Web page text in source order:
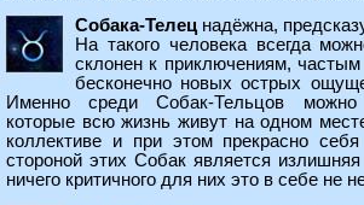
Собака-Телец надёжна,
На такого человека всегда
склонен к приключениям,
бесконечно новых острых
Именно среди Собак-Тельцов можно
которые всю жизнь живут на одном
коллективе и при этом прекрасно
стороной этих Собак является
ничего критичного для них это в себе не